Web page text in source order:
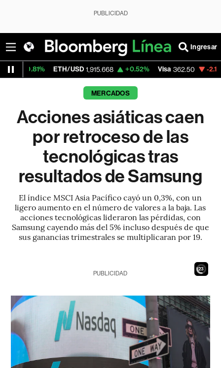
PUBLICIDAD
Ingresar
ETH/USD 1,915.668 +0.52% Visa 362.50 -2.15%
MERCADOS
Acciones asiáticas caen
por retroceso de las
tecnológicas tras
resultados de Samsung
El índice MSCI Asia Pacífico cayó un 0,3%, con un
ligero aumento en el número de valores a la baja. Las
acciones tecnológicas lideraron las pérdidas, con
Samsung cayendo más del 5% incluso después de que
sus ganancias trimestrales se multiplicaran por 19.
21
PUBLICIDAD